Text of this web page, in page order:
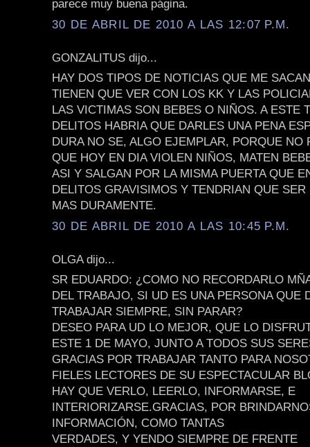
parece muy buena página.
30 DE ABRIL DE 2010 A LAS 12:07 P.M.
GONZALITUS dijo...
HAY DOS TIPOS DE NOTICIAS QUE ME
TIENEN QUE VER CON LOS KK Y LAS
LAS VICTIMAS SON BEBES O NIÑOS. A ESTE
DELITOS HABRIA QUE DARLES UNA PENA
DURA NO SE, ALGO EJEMPLAR, PORQUE NO
QUE HOY EN DIA VIOLEN NIÑOS, MATEN
ASI Y SALGAN POR LA MISMA PUERTA QUE
DELITOS GRAVISIMOS Y TENDRIAN QUE
MAS DURAMENTE.
30 DE ABRIL DE 2010 A LAS 10:45 P.M.
OLGA dijo...
SR EDUARDO: ¿COMO NO RECORDARLO
DEL TRABAJO, SI UD ES UNA PERSONA QUE
TRABAJAR SIEMPRE, SIN PARAR?
DESEO PARA UD LO MEJOR, QUE LO
ESTE 1 DE MAYO, JUNTO A TODOS SUS
GRACIAS POR TRABAJAR TANTO PARA
FIELES LECTORES DE SU ESPECTACULAR
HAY QUE VERLO, LEERLO, INFORMARSE, E
INTERIORIZARSE.GRACIAS, POR
INFORMACIÓN, COMO TANTAS
VERDADES, Y YENDO SIEMPRE DE FRENTE